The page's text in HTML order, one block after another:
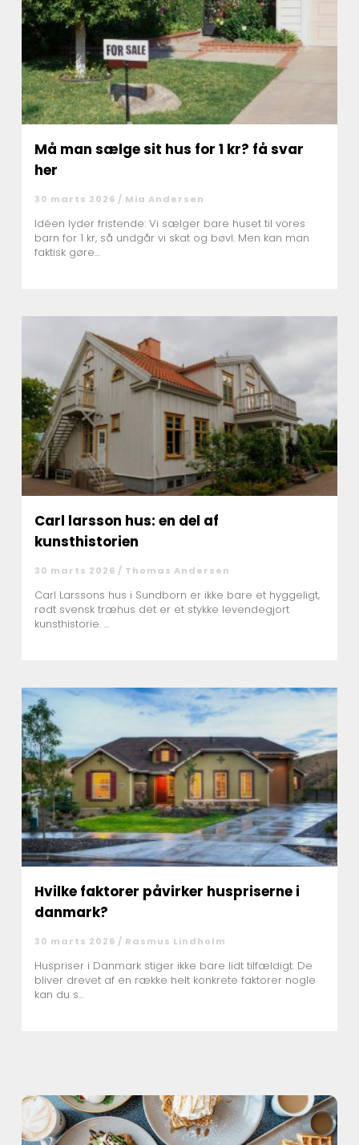
Må man sælge sit hus for 1 kr? få svar
her
30 marts 2026 / Mia Andersen
Idéen lyder fristende: Vi sælger bare huset til vores
barn for 1 kr, så undgår vi skat og bøvl. Men kan man
faktisk gøre...
Carl larsson hus: en del af
kunsthistorien
30 marts 2026 / Thomas Andersen
Carl Larssons hus i Sundborn er ikke bare et hyggeligt,
rødt svensk træhus det er et stykke levendegjort
kunsthistorie. ...
Hvilke faktorer påvirker huspriserne i
danmark?
30 marts 2026 / Rasmus Lindholm
Huspriser i Danmark stiger ikke bare lidt tilfældigt. De
bliver drevet af en række helt konkrete faktorer nogle
kan du s...